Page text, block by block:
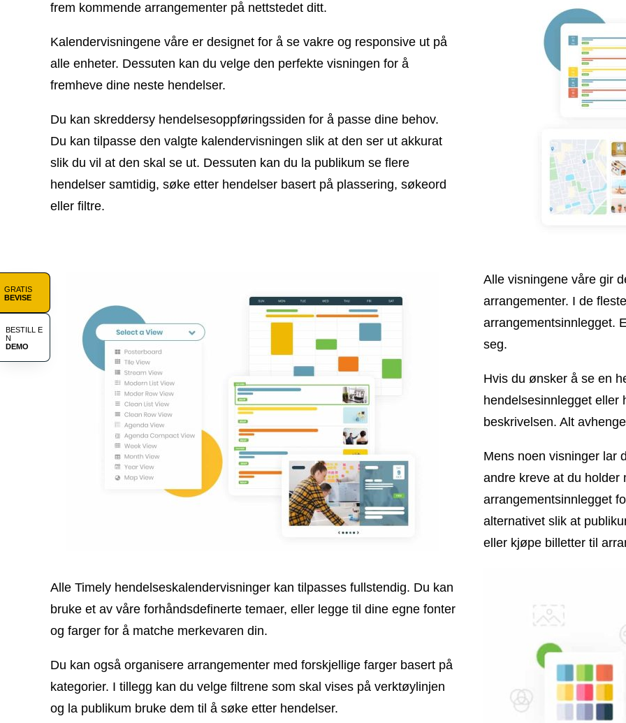
GRATIS
BEVISE
BESTILL E
N
DEMO
frem kommende arrangementer på nettstedet ditt.
Kalendervisningene våre er designet for å se vakre og responsive ut på
alle enheter. Dessuten kan du velge den perfekte visningen for å
fremheve dine neste hendelser.
Du kan skreddersy hendelsesoppføringssiden for å passe dine behov.
Du kan tilpasse den valgte kalendervisningen slik at den ser ut akkurat
slik du vil at den skal se ut. Dessuten kan du la publikum se flere
hendelser samtidig, søke etter hendelser basert på plassering, søkeord
eller filtre.
Alle visningene våre gir
arrangementer. I de
arrangementsinnlegget.
seg.
Hvis du ønsker å se en
hendelsesinnlegget eller
beskrivelsen. Alt
Mens noen visninger lar
andre kreve at du holder
arrangementsinnlegget
alternativet slik at
eller kjøpe billetter til
Alle Timely hendelseskalendervisninger kan tilpasses fullstendig. Du kan
bruke et av våre forhåndsdefinerte temaer, eller legge til dine egne fonter
og farger for å matche merkevaren din.
Du kan også organisere arrangementer med forskjellige farger basert på
kategorier. I tillegg kan du velge filtrene som skal vises på verktøylinjen
og la publikum bruke dem til å søke etter hendelser.